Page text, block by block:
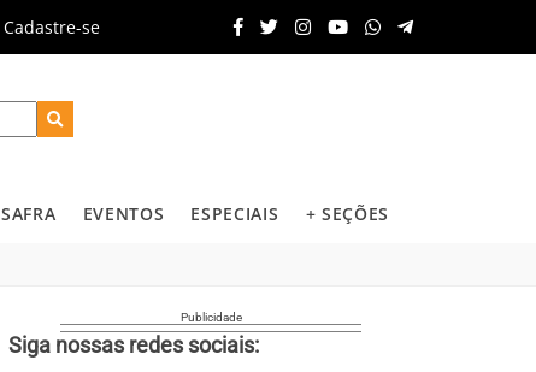
Cadastre-se
SAFRA EVENTOS ESPECIAIS + SEÇÕES
Siga nossas redes sociais: